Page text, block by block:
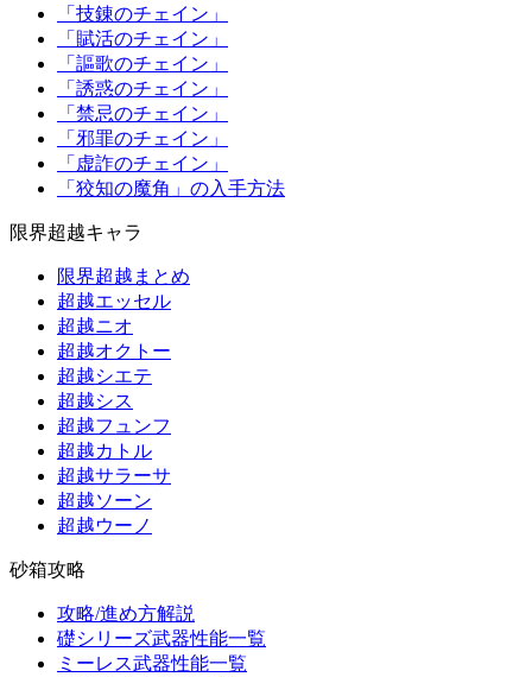
「技錬のチェイン」
「賦活のチェイン」
「謳歌のチェイン」
「誘惑のチェイン」
「禁忌のチェイン」
「邪罪のチェイン」
「虚詐のチェイン」
「狡知の魔角」の入手方法
限界超越キャラ
限界超越まとめ
超越エッセル
超越ニオ
超越オクトー
超越シエテ
超越シス
超越フュンフ
超越カトル
超越サラーサ
超越ソーン
超越ウーノ
砂箱攻略
攻略/進め方解説
礎シリーズ武器性能一覧
ミーレス武器性能一覧